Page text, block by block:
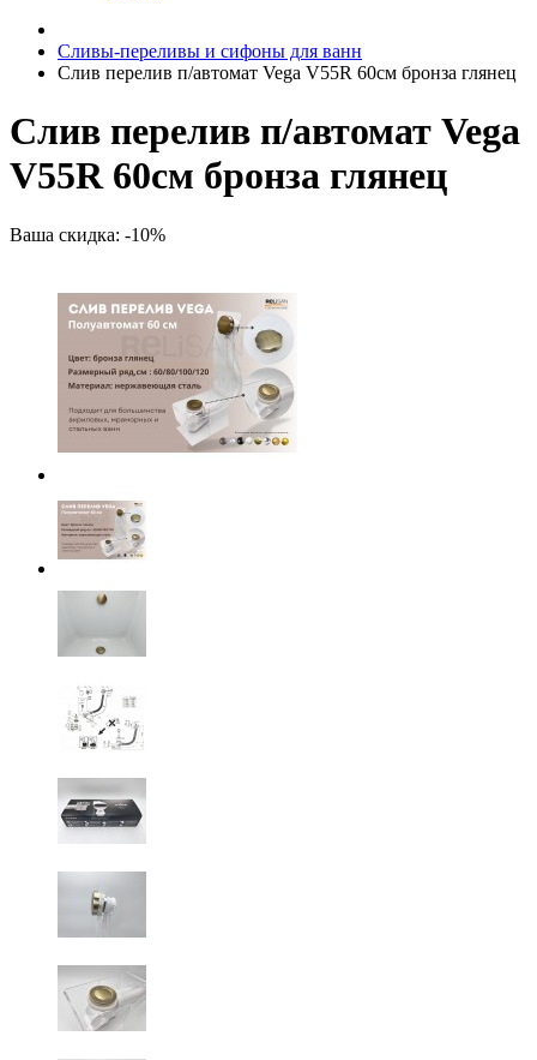
Сливы-переливы и сифоны для ванн
Слив перелив п/автомат Vega V55R 60см бронза глянец
Слив перелив п/автомат Vega
V55R 60см бронза глянец
Ваша скидка: -10%